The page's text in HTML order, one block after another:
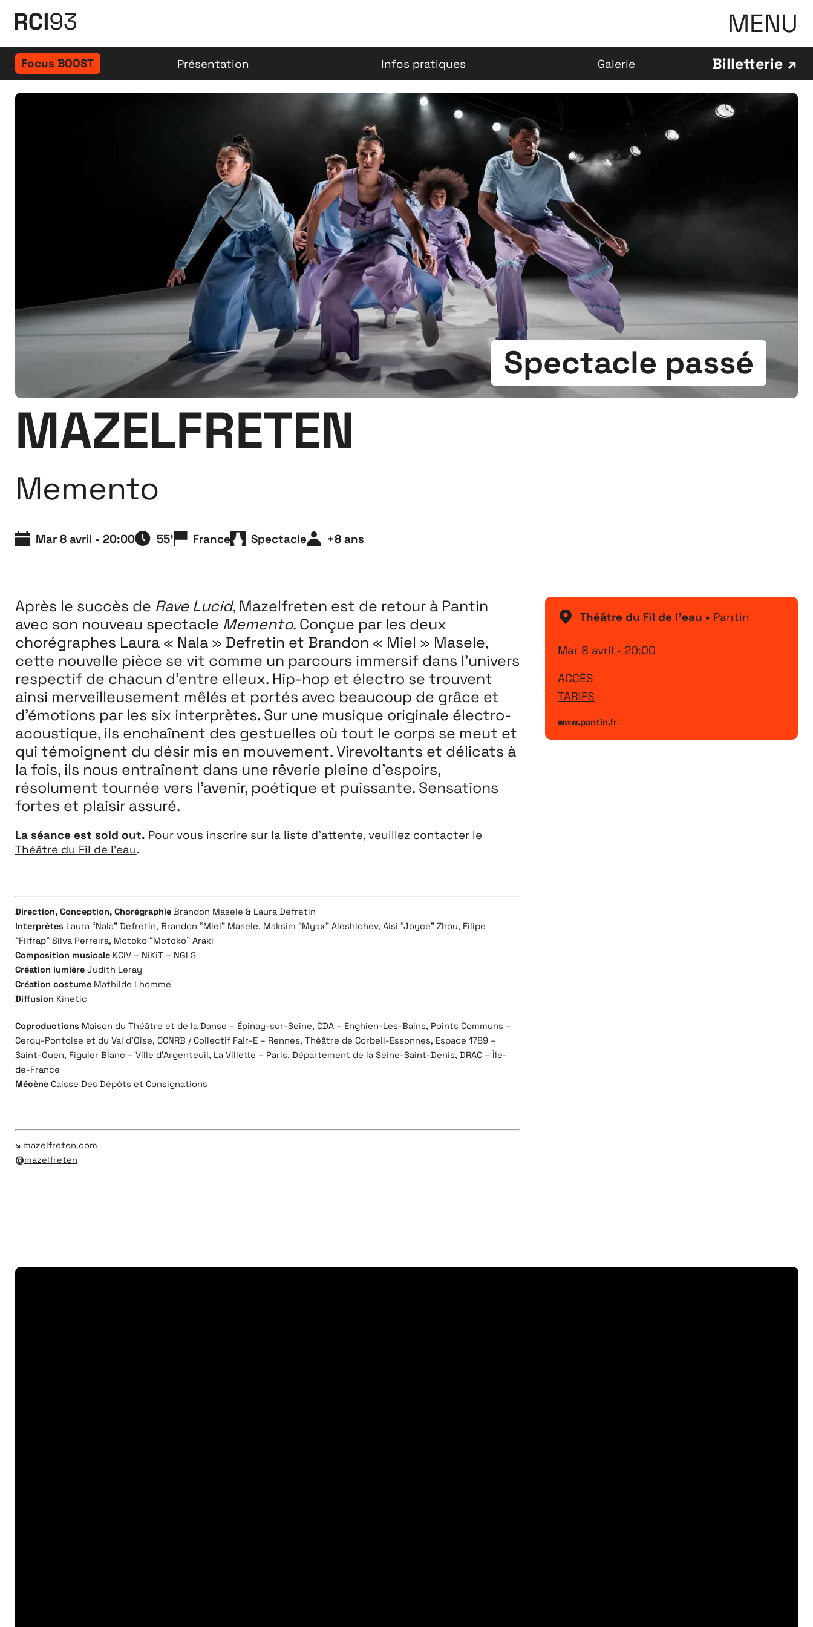
MENU
Extensions
26 JUILLET ↘ 5 SEPTEMBRE
Playground
3 ↘ 29 NOVEMBRE
Focus BOOST Présentation Infos pratiques Galerie Billetterie
Spectacle passé
MAZELFRETEN
Memento
Mar 8 avril - 20:00 55' France Spectacle +8 ans
Après le succès de Rave Lucid, Mazelfreten est de retour à Pantin
avec son nouveau spectacle Memento. Conçue par les deux
chorégraphes Laura « Nala » Defretin et Brandon « Miel » Masele,
cette nouvelle pièce se vit comme un parcours immersif dans l’univers
respectif de chacun d’entre elleux. Hip-hop et électro se trouvent
ainsi merveilleusement mêlés et portés avec beaucoup de grâce et
d’émotions par les six interprètes. Sur une musique originale électro-
acoustique, ils enchaînent des gestuelles où tout le corps se meut et
qui témoignent du désir mis en mouvement. Virevoltants et délicats à
la fois, ils nous entraînent dans une rêverie pleine d’espoirs,
résolument tournée vers l’avenir, poétique et puissante. Sensations
fortes et plaisir assuré.
La séance est sold out. Pour vous inscrire sur la liste d’attente, veuillez contacter le
Théâtre du Fil de l’eau.
Direction, Conception, ChorégraphieBrandon Masele & Laura Defretin
Interprètes Laura “Nala” Defretin, Brandon “Miel” Masele, Maksim “Myax” Aleshichev, Aisi “Joyce” Zhou, Filipe
“Filfrap” Silva Perreira, Motoko “Motoko” Araki
Composition musicaleKCIV – NiKiT – NGLS
Création lumièreJudith Leray
Création costumeMathilde Lhomme
Diffusion Kinetic
Coproductions Maison du Théâtre et de la Danse – Épinay-sur-Seine, CDA – Enghien-Les-Bains, Points Communs –
Cergy-Pontoise et du Val d’Oise, CCNRB / Collectif Fair-E – Rennes, Théâtre de Corbeil-Essonnes, Espace 1789 –
Saint-Ouen, Figuier Blanc – Ville d’Argenteuil, La Villette – Paris, Département de la Seine-Saint-Denis, DRAC – Île-
de-France
MécèneCaisse Des Dépôts et Consignations
↘ mazelfreten.com
@mazelfreten
Théâtre du Fil de l'eau • Pantin
Mar 8 avril - 20:00
ACCÈS
TARIFS
www.pantin.fr